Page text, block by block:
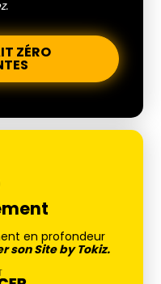
ZÉRO
en profondeur
son Site by Tokiz.